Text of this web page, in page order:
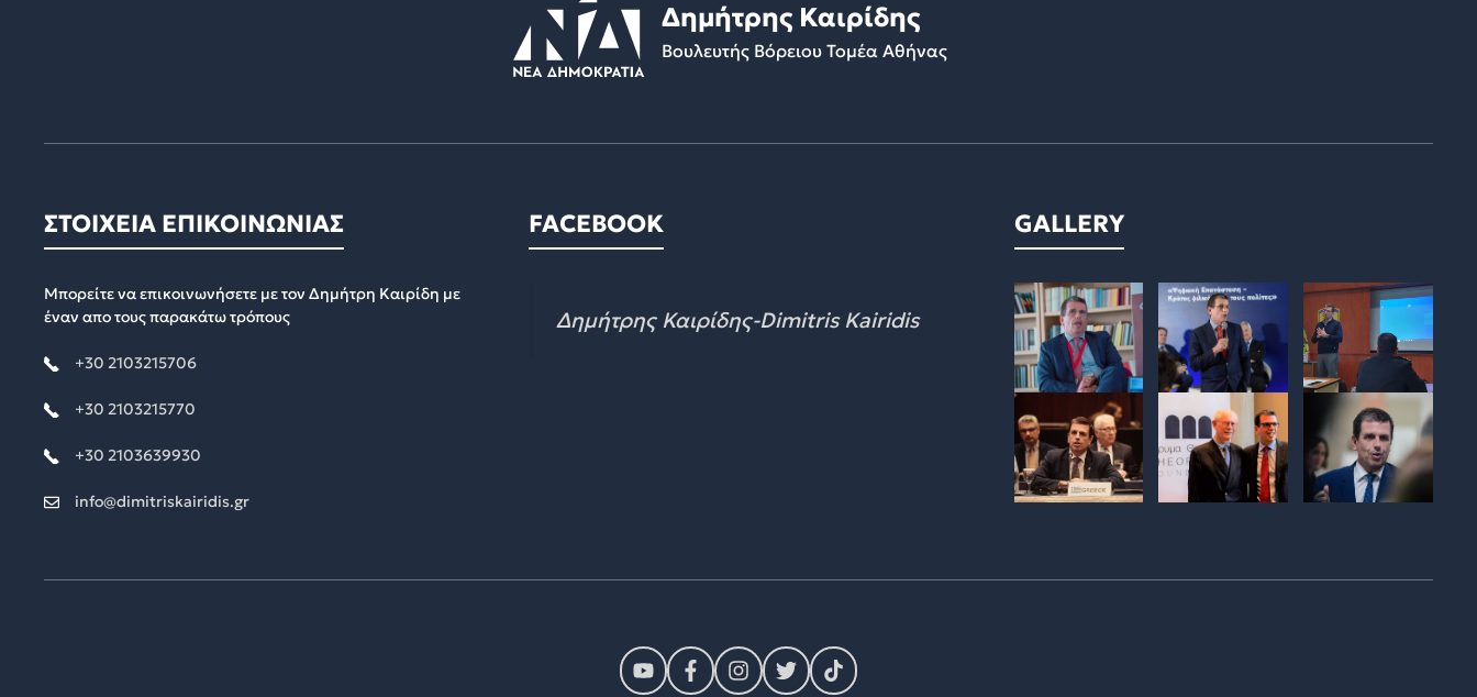
Δημήτρης Καιρίδης
Βουλευτής Βόρειου Τομέα Αθήνας
ΣΤΟΙΧΕΙΑ ΕΠΙΚΟΙΝΩΝΙΑΣ
Μπορείτε να επικοινωνήσετε με τον Δημήτρη Καιρίδη με
έναν απο τους παρακάτω τρόπους
+30 2103215706
+30 2103215770
+30 2103639930
info@dimitriskairidis.gr
FACEBOOK
Δημήτρης Καιρίδης-Dimitris Kairidis
GALLERY